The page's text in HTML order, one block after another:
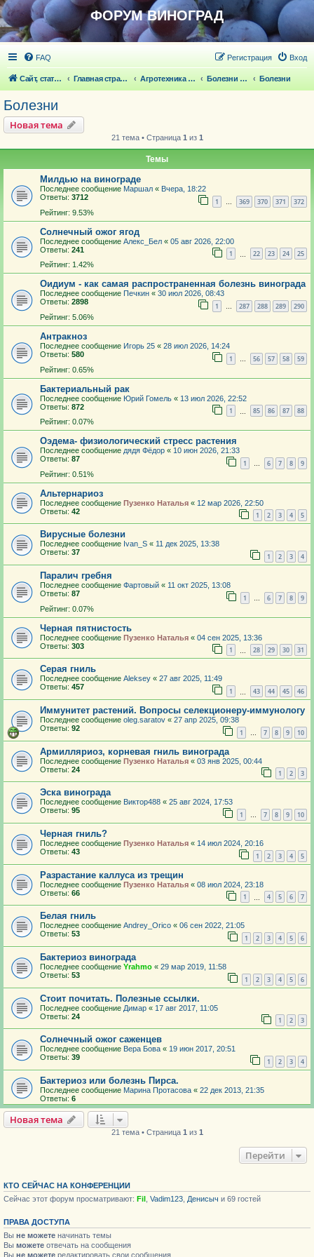
ФОРУМ ВИНОГРАД
FAQ Вход
Регистрация
Сайт, статьи Главная страница Агротехника выращивания винограда Болезни и вредители винограда Болезни
Болезни
Новая тема
21 тема • Страница 1 из 1
Темы
Милдью на винограде
Последнее сообщение Маршал « Вчера, 18:22
Ответы: 3712 1 … 369 370 371 372
Рейтинг: 9.53%
Солнечный ожог ягод
Последнее сообщение Алекс_Бел « 05 авг 2026, 22:00
Ответы: 241 1 22 23 24 25
Рейтинг: 1.42%
Оидиум - как самая распространенная болезнь винограда
Последнее сообщение Печкин « 30 июл 2026, 08:43
Ответы: 2898 1 … 287 288 289 290
Рейтинг: 5.06%
Антракноз
Последнее сообщение Игорь 25 « 28 июл 2026, 14:24
Ответы: 580 1 … 56 57 58 59
Рейтинг: 0.65%
Бактериальный рак
Последнее сообщение Юрий Гомель « 13 июл 2026, 22:52
Ответы: 872 1 85 86 87 88
Рейтинг: 0.07%
Оэдема- физиологический стресс растения
Последнее сообщение дядя Фёдор « 10 июн 2026, 21:33
Ответы: 87 1 … 6 7 8 9
Рейтинг: 0.51%
Альтернариоз
Последнее сообщение Пузенко Наталья « 12 мар 2026, 22:50
Ответы: 42 1 2 3 4 5
Вирусные болезни
Последнее сообщение Ivan_S « 11 дек 2025, 13:38
Ответы: 37 1 2 3 4
Паралич гребня
Последнее сообщение Фартовый « 11 окт 2025, 13:08
Ответы: 87 1 … 6 7 8 9
Рейтинг: 0.07%
Черная пятнистость
Последнее сообщение Пузенко Наталья « 04 сен 2025, 13:36
Ответы: 303 1 28 29 30 31
Серая гниль
Последнее сообщение Aleksey « 27 авг 2025, 11:49
Ответы: 457 1 43 44 45 46
Иммунитет растений. Вопросы селекционеру-иммунологу
Последнее сообщение oleg.saratov « 27 апр 2025, 09:38
Ответы: 92 1 … 7 8 9 10
Армилляриоз, корневая гниль винограда
Последнее сообщение Пузенко Наталья « 03 янв 2025, 00:44
Ответы: 24 1 2 3
Эска винограда
Последнее сообщение Виктор488 « 25 авг 2024, 17:53
Ответы: 95 1 … 7 8 9 10
Черная гниль?
Последнее сообщение Пузенко Наталья « 14 июл 2024, 20:16
Ответы: 43 1 2 3 4 5
Разрастание каллуса из трещин
Последнее сообщение Пузенко Наталья « 08 июл 2024, 23:18
Ответы: 66 1 4 5 6 7
Белая гниль
Последнее сообщение Andrey_Orico « 06 сен 2022, 21:05
Ответы: 53 1 2 3 4 5 6
Бактериоз винограда
Последнее сообщение Yrahmo « 29 мар 2019, 11:58
Ответы: 53 1 2 3 4 5 6
Стоит почитать. Полезные ссылки.
Последнее сообщение Димар « 17 авг 2017, 11:05
Ответы: 24 1 2 3
Солнечный ожог саженцев
Последнее сообщение Вера Бова « 19 июн 2017, 20:51
Ответы: 39 1 2 3 4
Бактериоз или болезнь Пирса.
Последнее сообщение Марина Протасова « 22 дек 2013, 21:35
Ответы: 6
Новая тема
21 тема • Страница 1 из 1
Перейти
КТО СЕЙЧАС НА КОНФЕРЕНЦИИ
Сейчас этот форум просматривают: Fil Vadim123 Денисыч и 69 гостей
ПРАВА ДОСТУПА
Вы не можете начинать темы
Вы можете отвечать на сообщения
Вы не можете редактировать свои сообщения